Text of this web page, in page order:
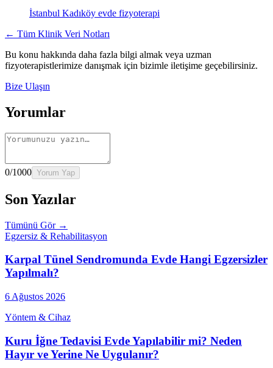
İstanbul Kadıköy evde fizyoterapi
← Tüm Klinik Veri Notları
Bu konu hakkında daha fazla bilgi almak veya uzman
fizyoterapistlerimize danışmak için bizimle iletişime geçebilirsiniz.
Bize Ulaşın
Yorumlar
0/1000 Yorum Yap
Son Yazılar
Tümünü Gör →
Egzersiz & Rehabilitasyon
Karpal Tünel Sendromunda Evde Hangi Egzersizler
Yapılmalı?
6 Ağustos 2026
Yöntem & Cihaz
Kuru İğne Tedavisi Evde Yapılabilir mi? Neden
Hayır ve Yerine Ne Uygulanır?